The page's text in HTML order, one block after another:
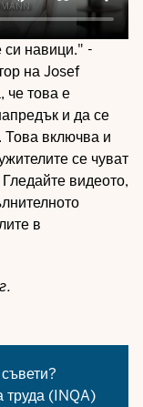
си навици." -
на Josef
че това е
и да се
Това включва и
се чуват
видеото,
в
труда (INQA)